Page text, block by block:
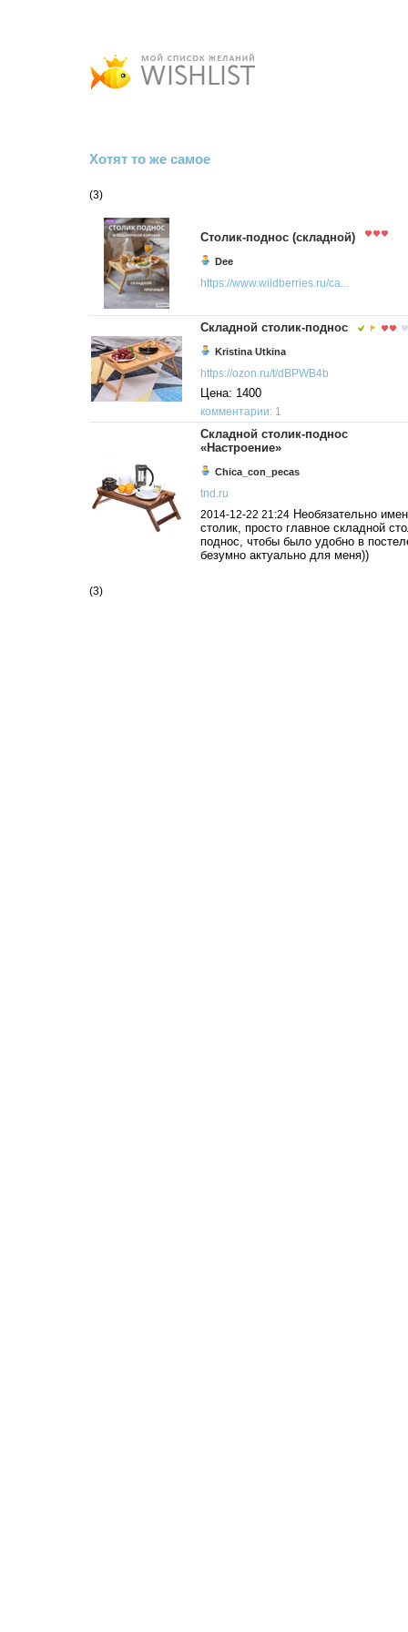
Хотят то же самое
(3)
Столик-поднос (складной)
Dee
https://www.wildberries.ru/ca...
Складной столик-поднос
Kristina Utkina
https://ozon.ru/t/dBPWB4b
Цена: 1400
комментарии: 1
Складной столик-поднос
«Настроение»
Chica_con_pecas
tnd.ru
2014-12-22 21:24 Необязательно
столик, просто главное складной
поднос, чтобы было удобно в
безумно актуально для меня))
(3)